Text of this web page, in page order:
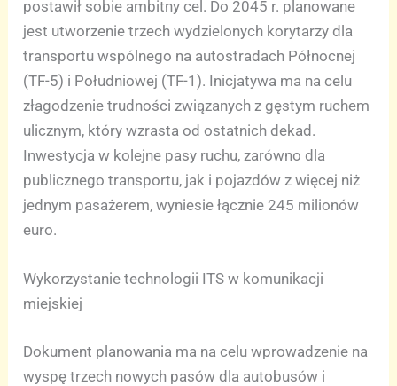
postawił sobie ambitny cel. Do 2045 r. planowane
jest utworzenie trzech wydzielonych korytarzy dla
transportu wspólnego na autostradach Północnej
(TF-5) i Południowej (TF-1). Inicjatywa ma na celu
złagodzenie trudności związanych z gęstym ruchem
ulicznym, który wzrasta od ostatnich dekad.
Inwestycja w kolejne pasy ruchu, zarówno dla
publicznego transportu, jak i pojazdów z więcej niż
jednym pasażerem, wyniesie łącznie 245 milionów
euro.
Wykorzystanie technologii ITS w komunikacji
miejskiej
Dokument planowania ma na celu wprowadzenie na
wyspę trzech nowych pasów dla autobusów i